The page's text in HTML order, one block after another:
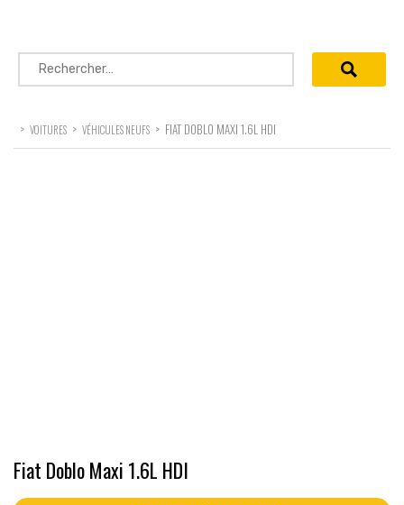
Rechercher :
> VOITURES > VÉHICULES NEUFS > FIAT DOBLO MAXI 1.6L HDI
Fiat Doblo Maxi 1.6L HDI